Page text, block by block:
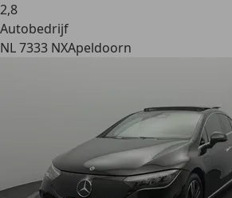
2,8
Autobedrijf
NL 7333 NXApeldoorn